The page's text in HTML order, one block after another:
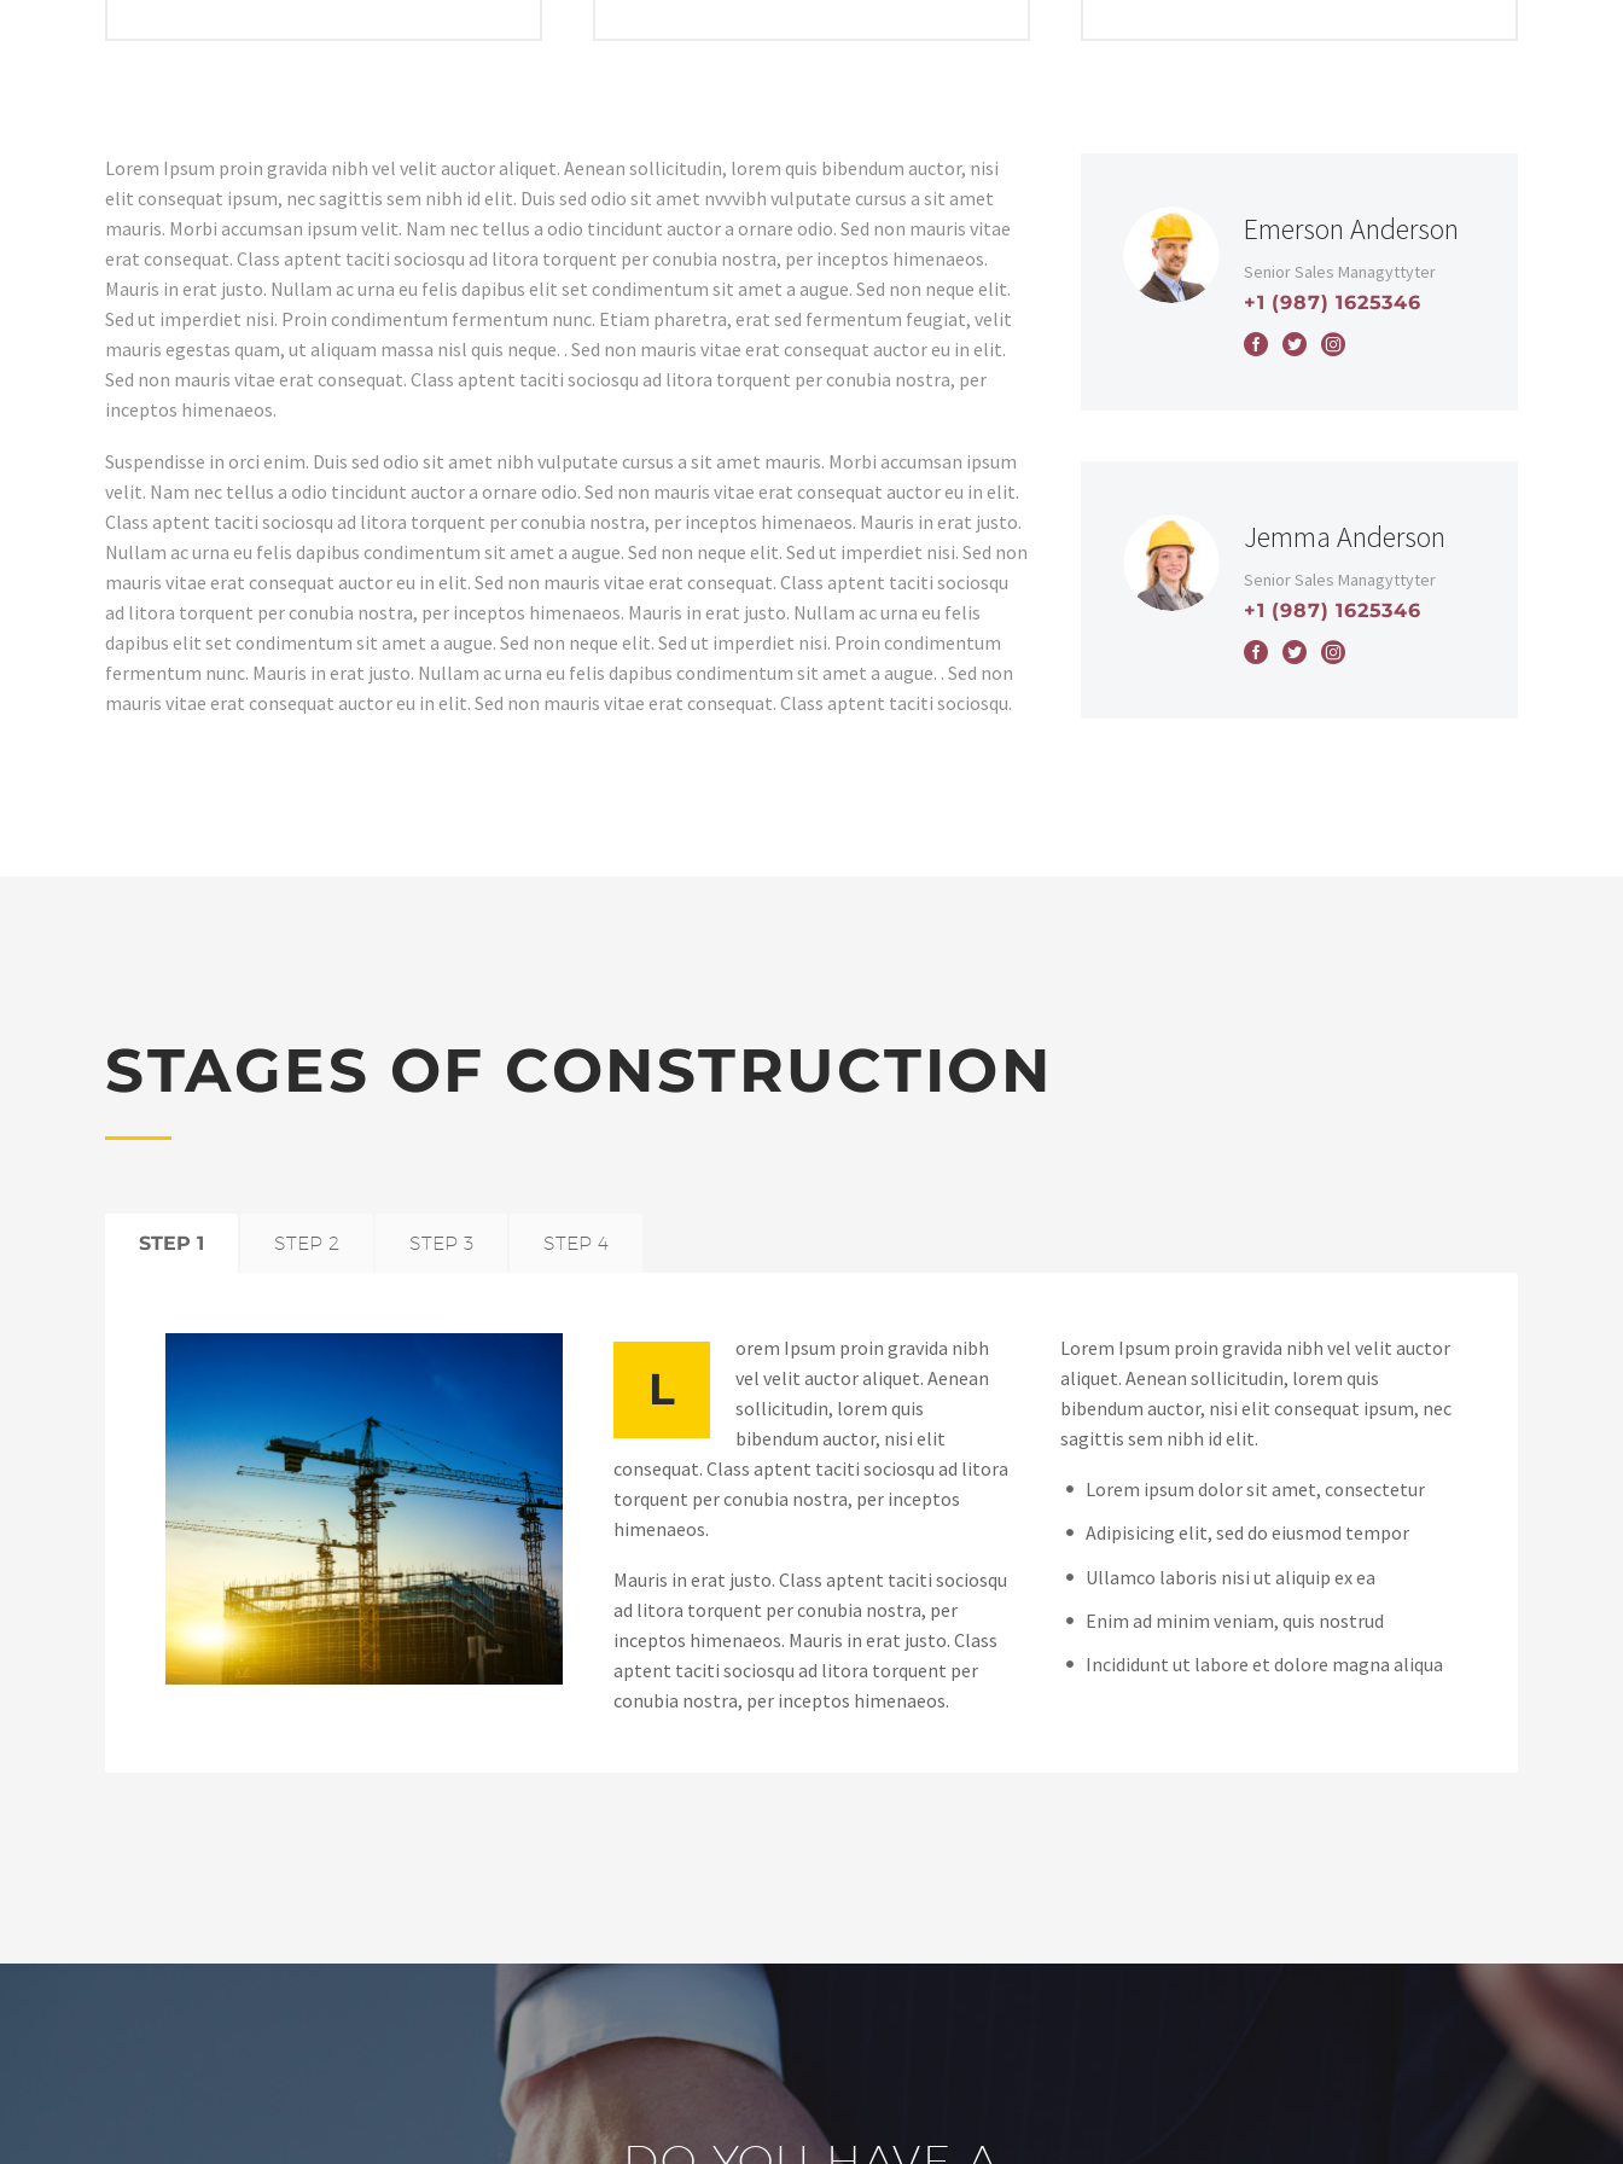
Lorem Ipsum proin gravida nibh vel velit auctor aliquet. Aenean sollicitudin, lorem quis bibendum auctor, nisi
elit consequat ipsum, nec sagittis sem nibh id elit. Duis sed odio sit amet nvvvibh vulputate cursus a sit amet
mauris. Morbi accumsan ipsum velit. Nam nec tellus a odio tincidunt auctor a ornare odio. Sed non mauris vitae
erat consequat. Class aptent taciti sociosqu ad litora torquent per conubia nostra, per inceptos himenaeos.
Mauris in erat justo. Nullam ac urna eu felis dapibus elit set condimentum sit amet a augue. Sed non neque elit.
Sed ut imperdiet nisi. Proin condimentum fermentum nunc. Etiam pharetra, erat sed fermentum feugiat, velit
mauris egestas quam, ut aliquam massa nisl quis neque. . Sed non mauris vitae erat consequat auctor eu in elit.
Sed non mauris vitae erat consequat. Class aptent taciti sociosqu ad litora torquent per conubia nostra, per
inceptos himenaeos.
Suspendisse in orci enim. Duis sed odio sit amet nibh vulputate cursus a sit amet mauris. Morbi accumsan ipsum
velit. Nam nec tellus a odio tincidunt auctor a ornare odio. Sed non mauris vitae erat consequat auctor eu in elit.
Class aptent taciti sociosqu ad litora torquent per conubia nostra, per inceptos himenaeos. Mauris in erat justo.
Nullam ac urna eu felis dapibus condimentum sit amet a augue. Sed non neque elit. Sed ut imperdiet nisi. Sed non
mauris vitae erat consequat auctor eu in elit. Sed non mauris vitae erat consequat. Class aptent taciti sociosqu
ad litora torquent per conubia nostra, per inceptos himenaeos. Mauris in erat justo. Nullam ac urna eu felis
dapibus elit set condimentum sit amet a augue. Sed non neque elit. Sed ut imperdiet nisi. Proin condimentum
fermentum nunc. Mauris in erat justo. Nullam ac urna eu felis dapibus condimentum sit amet a augue. . Sed non
mauris vitae erat consequat auctor eu in elit. Sed non mauris vitae erat consequat. Class aptent taciti sociosqu.
Emerson Anderson
Senior Sales Managyttyter
+1 (987) 1625346
Jemma Anderson
Senior Sales Managyttyter
+1 (987) 1625346
STAGES OF CONSTRUCTION
STEP 1 STEP 2 STEP 3 STEP 4
L
orem Ipsum proin gravida nibh
vel velit auctor aliquet. Aenean
sollicitudin, lorem quis
bibendum auctor, nisi elit
consequat. Class aptent taciti sociosqu ad litora
torquent per conubia nostra, per inceptos
himenaeos.
Mauris in erat justo. Class aptent taciti sociosqu
ad litora torquent per conubia nostra, per
inceptos himenaeos. Mauris in erat justo. Class
aptent taciti sociosqu ad litora torquent per
conubia nostra, per inceptos himenaeos.
Lorem Ipsum proin gravida nibh vel velit auctor
aliquet. Aenean sollicitudin, lorem quis
bibendum auctor, nisi elit consequat ipsum, nec
sagittis sem nibh id elit.
Lorem ipsum dolor sit amet, consectetur
Adipisicing elit, sed do eiusmod tempor
Ullamco laboris nisi ut aliquip ex ea
Enim ad minim veniam, quis nostrud
Incididunt ut labore et dolore magna aliqua